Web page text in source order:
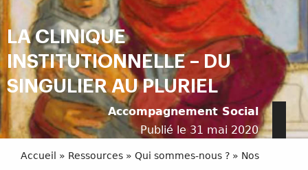
LA CLINIQUE
INSTITUTIONNELLE – DU
SINGULIER AU PLURIEL
Accompagnement Social
Publié le 31 mai 2020
Accueil » Ressources » Qui sommes-nous ? » Nos